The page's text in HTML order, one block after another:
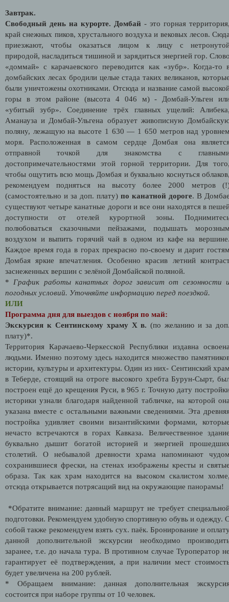
Завтрак.
Свободный день на курорте. Домбай - это горная
край снежных пиков, хрустального воздуха и вековых лесов.
приезжают, чтобы оказаться лицом к лицу с
природой, насладиться тишиной и зарядиться энергией гор.
«доммай» с карачаевского переводится как «зубр». Когда-то
домбайских лесах бродили целые стада таких великанов,
были уничтожены охотниками. Отсюда и название самой
горы в этом районе (высота 4 046 м) - Домбай-Ульген
«убитый зубр». Соединение трёх главных ущелий:
Аманауза и Домбай-Ульгена образует живописную
поляну, лежащую на высоте 1 630 — 1 650 метров над
моря. Расположенная в самом сердце Домбая она
отправной точкой для знакомства с
достопримечательностями этой горной территории. Для
чтобы ощутить всю мощь Домбая и буквально коснуться
рекомендуем подняться на высоту более 2000 метров
(самостоятельно и за доп. плату) по канатной дороге. В
существуют четыре канатные дороги и все они находятся в
доступности от отелей курортной зоны.
полюбоваться сказочными пейзажами, подышать
воздухом и выпить горячий чай в одном из кафе на
Каждое время года в горах прекрасно по-своему и дарит
Домбая яркие впечатления. Особенно красив летний
заснеженных вершин с зелёной Домбайской поляной.
* График работы канатных дорог зависит от сезонности
погодных условий. Уточняйте информацию перед поездкой.
ИЛИ
Программа дня для выездов с ноября по май:
Экскурсия к Сентинскому храму Х в. (по желанию и за
плату)*.
Территория Карачаево-Черкесской Республики издавна
людьми. Именно поэтому здесь находится множество
истории, культуры и архитектуры. Один из них- Сентинский
в Теберде, стоящий на отроге высокого хребта Бурун-Сырт,
построен ещё до крещения Руси, в 965 г. Точную дату
историки узнали благодаря найденной табличке, на которой
указана вместе с остальными важными сведениями. Эта
постройка удивляет своими византийскими формами,
нечасто встречаются в горах Кавказа. Величественное
буквально дышит богатой историей и энергией
столетий. О небывалой древности храма напоминают
сохранившиеся фрески, на стенах изображены кресты и
образа. Так как храм находится на высоком скалистом
отсюда открывается потрясащий вид на окружающие панорамы!
*Обратите внимание: данный маршрут не требует
подготовки. Рекомендуем удобную спортивную обувь и одежду.
собой также рекомендуем взять сух. паёк. Бронирование и
данной дополнительной экскурсии необходимо
заранее, т.е. до начала тура. В противном случае Туроператор
гарантирует её подтверждения, а при наличии мест
будет увеличена на 200 рублей.
* Обращаем внимание: данная дополнительная
состоится при наборе группы от 10 человек.